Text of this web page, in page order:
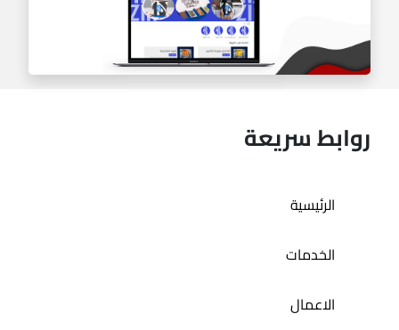
موقع ملحمه ابا طيب
روابط سريعة
الرئيسية
الخدمات
الاعمال